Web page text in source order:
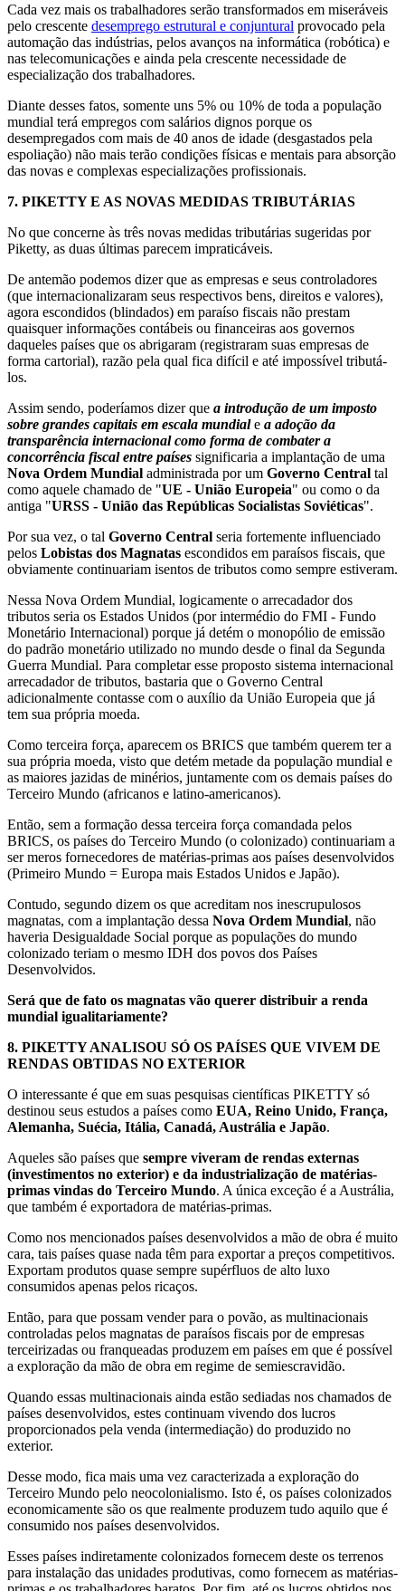
Cada vez mais os trabalhadores serão transformados em miseráveis
pelo crescente desemprego estrutural e conjuntural provocado pela
automação das indústrias, pelos avanços na informática (robótica) e
nas telecomunicações e ainda pela crescente necessidade de
especialização dos trabalhadores.
Diante desses fatos, somente uns 5% ou 10% de toda a população
mundial terá empregos com salários dignos porque os
desempregados com mais de 40 anos de idade (desgastados pela
espoliação) não mais terão condições físicas e mentais para absorção
das novas e complexas especializações profissionais.
7. PIKETTY E AS NOVAS MEDIDAS TRIBUTÁRIAS
No que concerne às três novas medidas tributárias sugeridas por
Piketty, as duas últimas parecem impraticáveis.
De antemão podemos dizer que as empresas e seus controladores
(que internacionalizaram seus respectivos bens, direitos e valores),
agora escondidos (blindados) em paraíso fiscais não prestam
quaisquer informações contábeis ou financeiras aos governos
daqueles países que os abrigaram (registraram suas empresas de
forma cartorial), razão pela qual fica difícil e até impossível tributá-
los.
Assim sendo, poderíamos dizer que a introdução de um imposto
sobre grandes capitais em escala mundiale a adoção da
transparência internacional como forma de combater a
concorrência fiscal entre países significaria a implantação de uma
Nova Ordem Mundial administrada por um Governo Central tal
como aquele chamado de "UE - União Europeia" ou como o da
antiga "URSS - União das Repúblicas Socialistas Soviéticas".
Por sua vez, o tal Governo Central seria fortemente influenciado
pelos Lobistas dos Magnatas escondidos em paraísos fiscais, que
obviamente continuariam isentos de tributos como sempre estiveram.
Nessa Nova Ordem Mundial, logicamente o arrecadador dos
tributos seria os Estados Unidos (por intermédio do FMI - Fundo
Monetário Internacional) porque já detém o monopólio de emissão
do padrão monetário utilizado no mundo desde o final da Segunda
Guerra Mundial. Para completar esse proposto sistema internacional
arrecadador de tributos, bastaria que o Governo Central
adicionalmente contasse com o auxílio da União Europeia que já
tem sua própria moeda.
Como terceira força, aparecem os BRICS que também querem ter a
sua própria moeda, visto que detém metade da população mundial e
as maiores jazidas de minérios, juntamente com os demais países do
Terceiro Mundo (africanos e latino-americanos).
Então, sem a formação dessa terceira força comandada pelos
BRICS, os países do Terceiro Mundo (o colonizado) continuariam a
ser meros fornecedores de matérias-primas aos países desenvolvidos
(Primeiro Mundo = Europa mais Estados Unidos e Japão).
Contudo, segundo dizem os que acreditam nos inescrupulosos
magnatas, com a implantação dessa Nova Ordem Mundial, não
haveria Desigualdade Social porque as populações do mundo
colonizado teriam o mesmo IDH dos povos dos Países
Desenvolvidos.
Será que de fato os magnatas vão querer distribuir a renda
mundial igualitariamente?
8. PIKETTY ANALISOU SÓ OS PAÍSES QUE VIVEM DE
RENDAS OBTIDAS NO EXTERIOR
O interessante é que em suas pesquisas científicas PIKETTY só
destinou seus estudos a países como EUA, Reino Unido, França,
Alemanha, Suécia, Itália, Canadá, Austrália e Japão.
Aqueles são países que sempre viveram de rendas externas
(investimentos no exterior) e da industrialização de matérias-
primas vindas do Terceiro Mundo. A única exceção é a Austrália,
que também é exportadora de matérias-primas.
Como nos mencionados países desenvolvidos a mão de obra é muito
cara, tais países quase nada têm para exportar a preços competitivos.
Exportam produtos quase sempre supérfluos de alto luxo
consumidos apenas pelos ricaços.
Então, para que possam vender para o povão, as multinacionais
controladas pelos magnatas de paraísos fiscais por de empresas
terceirizadas ou franqueadas produzem em países em que é possível
a exploração da mão de obra em regime de semiescravidão.
Quando essas multinacionais ainda estão sediadas nos chamados de
países desenvolvidos, estes continuam vivendo dos lucros
proporcionados pela venda (intermediação) do produzido no
exterior.
Desse modo, fica mais uma vez caracterizada a exploração do
Terceiro Mundo pelo neocolonialismo. Isto é, os países colonizados
economicamente são os que realmente produzem tudo aquilo que é
consumido nos países desenvolvidos.
Esses países indiretamente colonizados fornecem deste os terrenos
para instalação das unidades produtivas, como fornecem as matérias-